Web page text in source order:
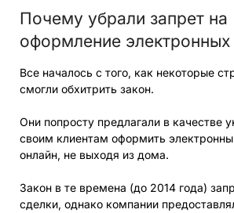
Почему убрали запрет на
оформление электронных
Все началось с того, как некоторые
смогли обхитрить закон.
Они попросту предлагали в качестве
своим клиентам оформить
онлайн, не выходя из дома.
Закон в те времена (до 2014 года)
сделки, однако компании